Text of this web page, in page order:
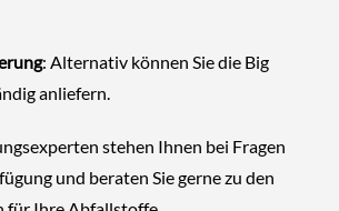
: Alternativ können Sie die Big
anliefern.
stehen Ihnen bei Fragen
und beraten Sie gerne zu den